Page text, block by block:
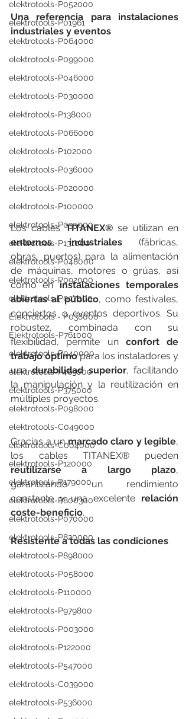
elektrotools-P052000
elektrotools-P01961
elektrotools-P064000
elektrotools-P099000
elektrotools-P046000
elektrotools-P030000
elektrotools-P138000
elektrotools-P066000
elektrotools-P102000
elektrotools-P036000
elektrotools-P020000
elektrotools-P100000
elektrotools-P035000
elektrotools-P131000
elektrotools-P048000
elektrotools-P092000
elektrotools-P027000
Elektrotools - P038000
Elektrotools-P761000
elektrotools-P040000
elektrotools-P463000
elektrotools-P375000
elektrotools-P098000
elektrotools-C049000
elektrotools-C004000
elektrotools-P120000
elektrotools-P179000
elektrotools-P800300
elektrotools-P070000
elektrotools-P820000
elektrotools-P898000
elektrotools-P058000
elektrotools-P110000
elektrotools-P979800
elektrotools-P003000
elektrotools-P122000
elektrotools-P547000
elektrotools-C039000
elektrotools-P536000
Una referencia para instalaciones
industriales y eventos
Los cables TITANEX®
entornos industriales (fábricas,
obras, puertos) para la alimentación
de máquinas, motores o grúas, así
como en instalaciones temporales
abiertas al público, como festivales,
conciertos o eventos deportivos. Su
robustez, combinada con su
flexibilidad, permite un confort de
trabajo óptimo para los instaladores y
una durabilidad superior, facilitando
la manipulación y la reutilización en
múltiples proyectos.
Gracias a un marcado claro y legible,
reutilizarse a largo plazo,
garantizando un rendimiento
constante y una excelente relación
coste-beneficio.
Resistente a todas las condiciones